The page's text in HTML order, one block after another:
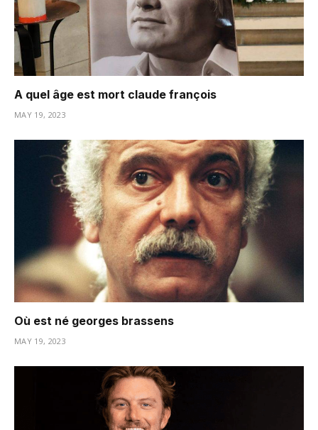
A quel âge est mort claude françois
MAY 19, 2023
Où est né georges brassens
MAY 19, 2023